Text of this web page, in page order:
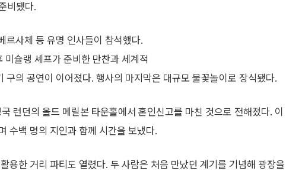
비됐다.
르사체 등 유명 인사들이 참석했다.
슐랭 셰프가 준비한 만찬과 세계적
의 공연이 이어졌다. 행사의 마지막은 대규모 불꽃놀이로 장식됐다.
런던의 올드 메릴본 타운홀에서 혼인신고를 마친 것으로 전해졌다. 이
수백 명의 지인과 함께 시간을 보냈다.
용한 거리 파티도 열렸다. 두 사람은 처음 만났던 계기를 기념해 광장을